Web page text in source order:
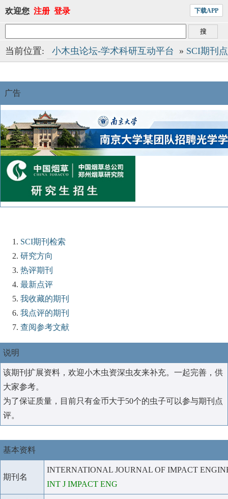
欢迎您 注册 登录 下载APP
当前位置: 小木虫论坛-学术科研互动平台 » SCI期刊
广告
SCI期刊检索
研究方向
热评期刊
最新点评
我收藏的期刊
我点评的期刊
查阅参考文献
说明
该期刊扩展资料，欢迎小木虫资深虫友来补充。一起完善，供
大家参考。
为了保证质量，目前只有金币大于50个的虫子可以参与期刊点
评。
基本资料
期刊名
INTERNATIONAL JOURNAL OF IMPACT
INT J IMPACT ENG